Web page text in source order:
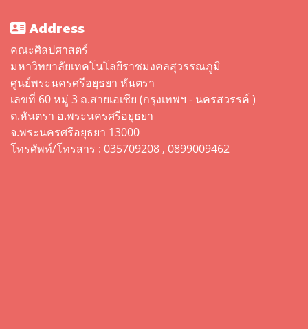
Address
คณะศิลปศาสตร์
มหาวิทยาลัยเทคโนโลยีราชมงคลสุวรรณภูมิ
ศูนย์พระนครศรีอยุธยา หันตรา
เลขที่ 60 หมู่ 3 ถ.สายเอเซีย (กรุงเทพฯ - นครสวรรค์ )
ต.หันตรา อ.พระนครศรีอยุธยา
จ.พระนครศรีอยุธยา 13000
โทรศัพท์/โทรสาร : 035709208 , 0899009462